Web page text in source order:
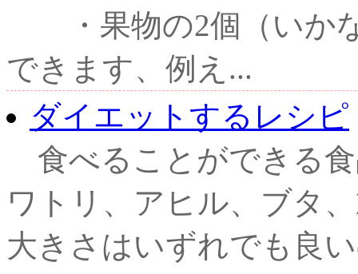
・果物の2個（いか
できます、例え...
ダイエットするレシピ
食べることができ
ワトリ、アヒル、ブタ
大きさはいずれでも良